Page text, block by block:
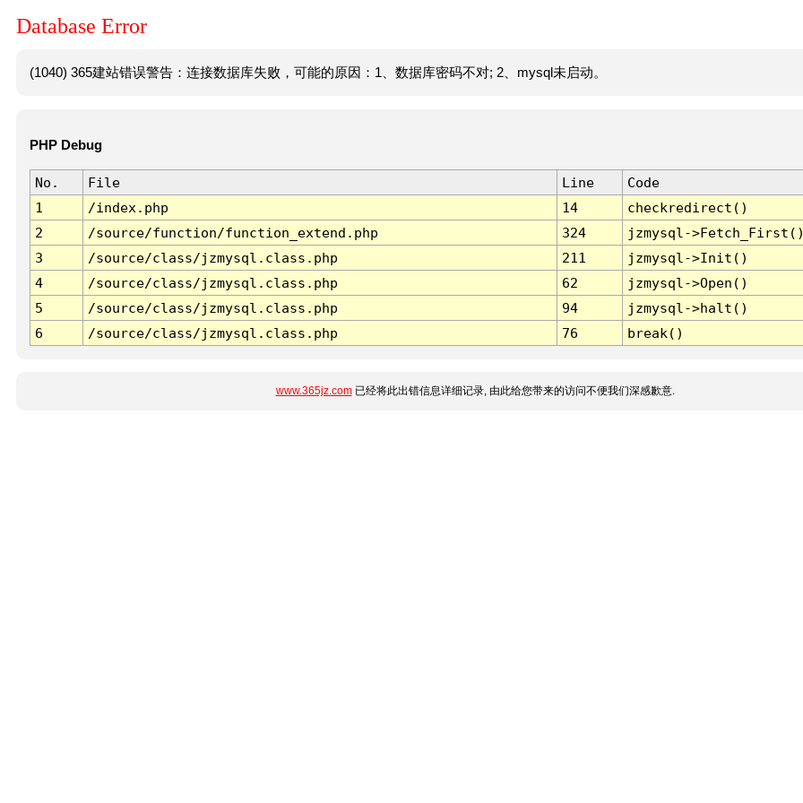
Database Error
(1040) 365建站错误警告：连接数据库失败，可能的原因：1、数据库密码不对; 2、mysql未启动。
PHP Debug
No. File Line
Code
1
/index.php 14
checkredirect()
2
/source/function/function_extend.php 324
jzmysql-
3
/source/class/jzmysql.class.php 211
jzmysql->Init()
4
/source/class/jzmysql.class.php 62
jzmysql->Open()
5
/source/class/jzmysql.class.php 94
jzmysql->halt()
6
/source/class/jzmysql.class.php 76 break()
www.365jz.com已经将此出错信息详细记录, 由此给您带来的访问不便我们深感歉意.